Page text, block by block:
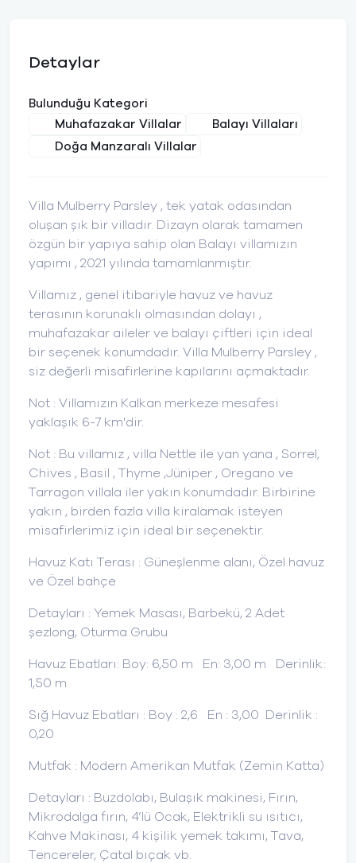
Detaylar
Bulunduğu Kategori
Muhafazakar Villalar
Balayı Villaları
Doğa Manzaralı Villalar
Villa Mulberry Parsley , tek yatak odasından
oluşan şık bir villadır. Dizayn olarak tamamen
özgün bir yapıya sahip olan Balayı villamızın
yapımı , 2021 yılında tamamlanmıştır.
Villamız , genel itibariyle havuz ve havuz
terasının korunaklı olmasından dolayı ,
muhafazakar aileler ve balayı çiftleri için ideal
bir seçenek konumdadır. Villa Mulberry Parsley ,
siz değerli misafirlerine kapılarını açmaktadır.
Not : Villamızın Kalkan merkeze mesafesi
yaklaşık 6-7 km'dir.
Not : Bu villamız , villa Nettle ile yan yana , Sorrel,
Chives , Basil , Thyme ,Jüniper , Oregano ve
Tarragon villala iler yakın konumdadır. Birbirine
yakın , birden fazla villa kiralamak isteyen
misafirlerimiz için ideal bir seçenektir.
Havuz Katı Terası : Güneşlenme alanı, Özel havuz
ve Özel bahçe
Detayları : Yemek Masası, Barbekü, 2 Adet
şezlong, Oturma Grubu
Havuz Ebatları: Boy: 6,50 m En: 3,00 m Derinlik:
1,50 m
Sığ Havuz Ebatları : Boy : 2,6 En : 3,00 Derinlik :
0,20
Mutfak : Modern Amerikan Mutfak (Zemin Katta)
Detayları : Buzdolabı, Bulaşık makinesi, Fırın,
Mikrodalga fırın, 4’lü Ocak, Elektrikli su ısıtıcı,
Kahve Makinası, 4 kişilik yemek takımı, Tava,
Tencereler, Çatal bıçak vb.